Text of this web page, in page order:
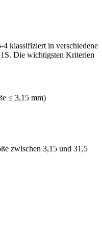
klassifiziert in verschiedene
Die wichtigsten Kriterien
≤ 3,15 mm)
zwischen 3,15 und 31,5